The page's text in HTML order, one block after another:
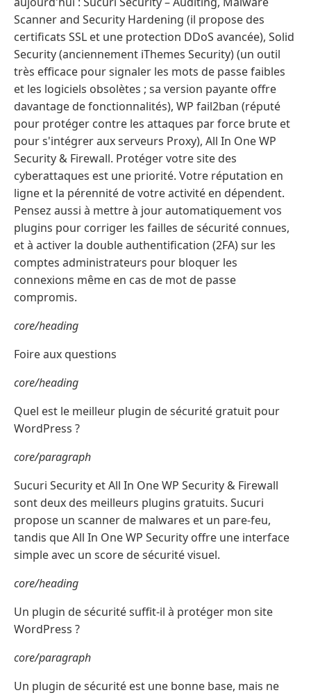
Scanner and Security Hardening (il propose des
certificats SSL et une protection DDoS avancée), Solid
Security (anciennement iThemes Security) (un outil
très efficace pour signaler les mots de passe faibles
et les logiciels obsolètes ; sa version payante offre
davantage de fonctionnalités), WP fail2ban (réputé
pour protéger contre les attaques par force brute et
pour s'intégrer aux serveurs Proxy), All In One WP
Security & Firewall. Protéger votre site des
cyberattaques est une priorité. Votre réputation en
ligne et la pérennité de votre activité en dépendent.
Pensez aussi à mettre à jour automatiquement vos
plugins pour corriger les failles de sécurité connues,
et à activer la double authentification (2FA) sur les
comptes administrateurs pour bloquer les
connexions même en cas de mot de passe
compromis.
core/heading
Foire aux questions
core/heading
Quel est le meilleur plugin de sécurité gratuit pour
WordPress ?
core/paragraph
Sucuri Security et All In One WP Security & Firewall
sont deux des meilleurs plugins gratuits. Sucuri
propose un scanner de malwares et un pare-feu,
tandis que All In One WP Security offre une interface
simple avec un score de sécurité visuel.
core/heading
Un plugin de sécurité suffit-il à protéger mon site
WordPress ?
core/paragraph
Un plugin de sécurité est une bonne base, mais ne